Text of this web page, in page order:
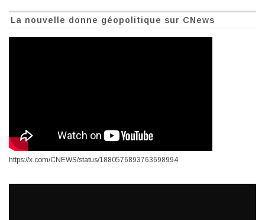
La nouvelle donne géopolitique sur CNews
https://x.com/CNEWS/status/1880576893763698994